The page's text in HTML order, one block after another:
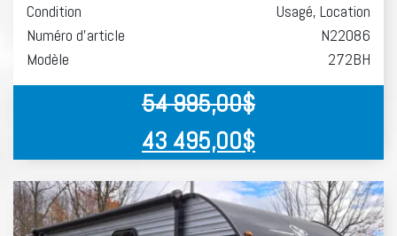
Condition
Usagé, Location
Numéro d'article
N22086
Modèle
272BH
54 995,00$
43 495,00$